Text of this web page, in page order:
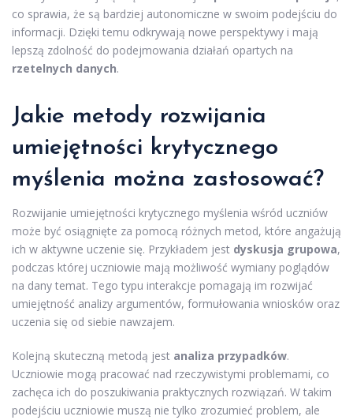
co sprawia, że są bardziej autonomiczne w swoim podejściu do
informacji. Dzięki temu odkrywają nowe perspektywy i mają
lepszą zdolność do podejmowania działań opartych na
rzetelnych danych.
Jakie metody rozwijania
umiejętności krytycznego
myślenia można zastosować?
Rozwijanie umiejętności krytycznego myślenia wśród uczniów
może być osiągnięte za pomocą różnych metod, które angażują
ich w aktywne uczenie się. Przykładem jest dyskusja grupowa,
podczas której uczniowie mają możliwość wymiany poglądów
na dany temat. Tego typu interakcje pomagają im rozwijać
umiejętność analizy argumentów, formułowania wniosków oraz
uczenia się od siebie nawzajem.
Kolejną skuteczną metodą jest analiza przypadków.
Uczniowie mogą pracować nad rzeczywistymi problemami, co
zachęca ich do poszukiwania praktycznych rozwiązań. W takim
podejściu uczniowie muszą nie tylko zrozumieć problem, ale